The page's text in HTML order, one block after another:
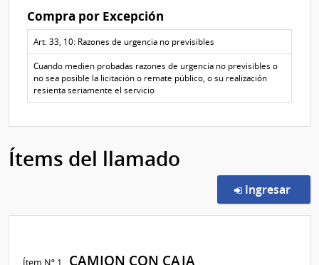
Compra por Excepción
Art. 33, 10: Razones de urgencia no previsibles
Cuando medien probadas razones de urgencia no previsibles o
no sea posible la licitación o remate público, o su realización
resienta seriamente el servicio
Ítems del llamado
Ingresar
Ítem Nº 1
CAMION CON CAJA